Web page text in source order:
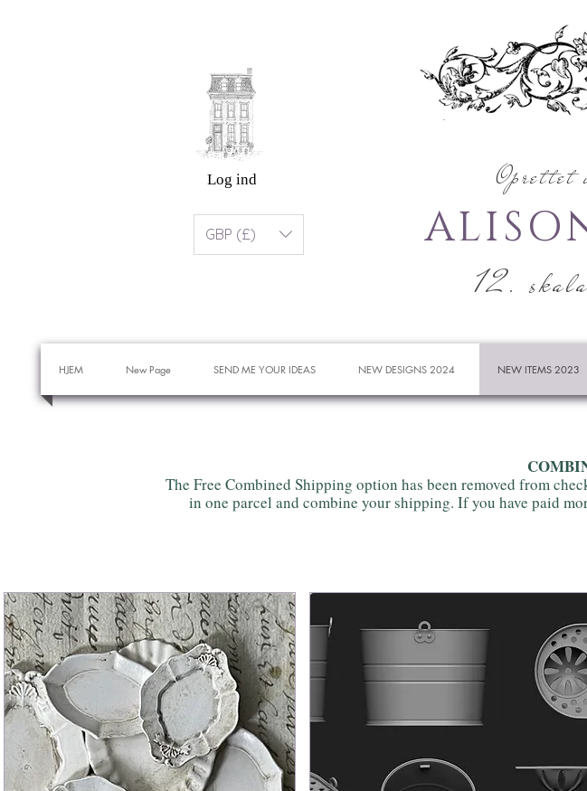
Oprettet
Log ind
GBP (£)
12.
HJEM New Page SEND ME YOUR IDEAS NEW DESIGNS 2024 NEW ITEMS 2023
The Free Combined Shipping option has been removed from
in one parcel and combine your shipping. If you have paid